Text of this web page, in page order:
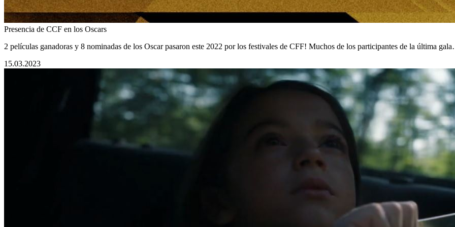
Presencia de CCF en los Oscars
2 películas ganadoras y 8 nominadas de los Oscar pasaron este 2022 por los festivales de CFF! Muchos de los participantes de la última
15.03.2023